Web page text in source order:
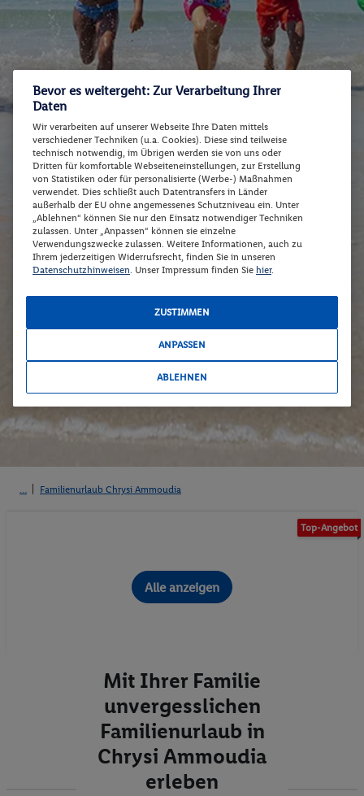
Familienurlaub Chrysi Ammoudia
Top-Angebot
Alle anzeigen
Mit Ihrer Familie
unvergesslichen
Familienurlaub in
Chrysi Ammoudia
erleben
Bevor es weitergeht: Zur Verarbeitung Ihrer
Daten
Wir verarbeiten auf unserer Webseite Ihre Daten mittels
verschiedener Techniken (u.a. Cookies). Diese sind teilweise
technisch notwendig, im Übrigen werden sie von uns oder
Dritten für komfortable Webseiteneinstellungen, zur Erstellung
von Statistiken oder für personalisierte (Werbe-) Maßnahmen
verwendet. Dies schließt auch Datentransfers in Länder
außerhalb der EU ohne angemessenes Schutzniveau ein. Unter
„Ablehnen“ können Sie nur den Einsatz notwendiger Techniken
zulassen. Unter „Anpassen“ können sie einzelne
Verwendungszwecke zulassen. Weitere Informationen, auch zu
Ihrem jederzeitigen Widerrufsrecht, finden Sie in unseren
Datenschutzhinweisen. Unser Impressum finden Sie hier.
ZUSTIMMEN
ANPASSEN
ABLEHNEN